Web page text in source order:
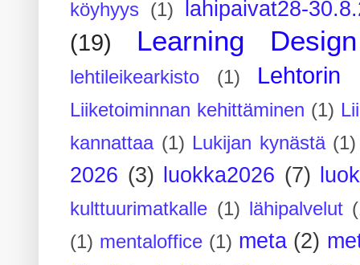
köyhyys (1) lahipaivat28-
(19) Learning Design
lehtileikearkisto (1) Lehtorin
Liiketoiminnan kehittäminen (1)
kannattaa (1) Lukijan kynästä (1)
2026 (3) luokka2026 (7)
kulttuurimatkalle (1) lähipalvelut
(1) mentaloffice (1) meta (2)